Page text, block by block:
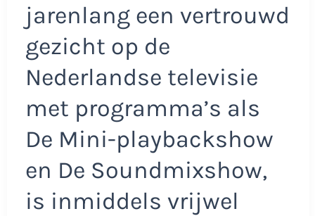
jarenlang een vertrouwd
gezicht op de
Nederlandse televisie
met programma’s als
De Mini-playbackshow
en De Soundmixshow,
is inmiddels vrijwel